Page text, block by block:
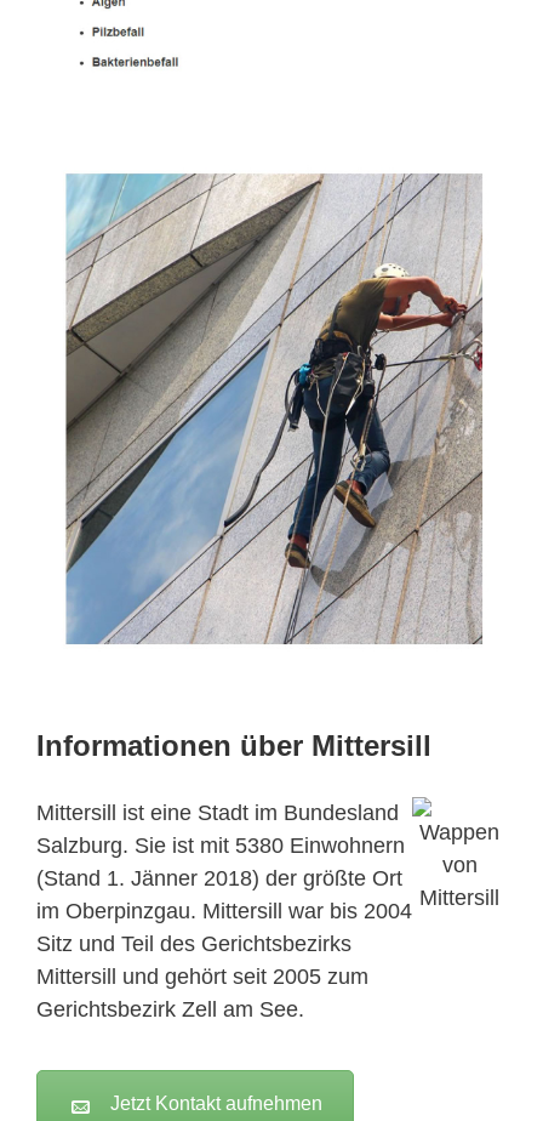
Informationen über Mittersill
Mittersill ist eine Stadt im Bundesland
Salzburg. Sie ist mit 5380 Einwohnern
(Stand 1. Jänner 2018) der größte Ort
im Oberpinzgau. Mittersill war bis 2004
Sitz und Teil des Gerichtsbezirks
Mittersill und gehört seit 2005 zum
Gerichtsbezirk Zell am See.
Jetzt Kontakt aufnehmen